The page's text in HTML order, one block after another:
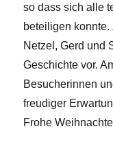
so dass sich alle
beteiligen
Netzel, Gerd und
Geschichte vor.
Besucherinnen
freudiger
Frohe